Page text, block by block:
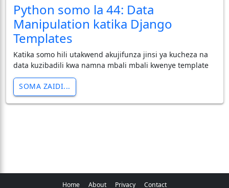
Python somo la 44: Data
Manipulation katika Django
Templates
Katika somo hili utakwend akujifunza jinsi ya kucheza na
data kuzibadili kwa namna mbali mbali kwenye template
SOMA ZAIDI...
Home About Privacy Contact